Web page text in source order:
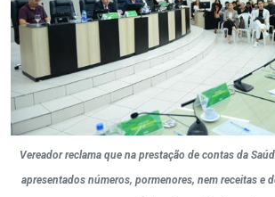
Vereador reclama que na prestação de contas da
apresentados números, pormenores, nem receitas e